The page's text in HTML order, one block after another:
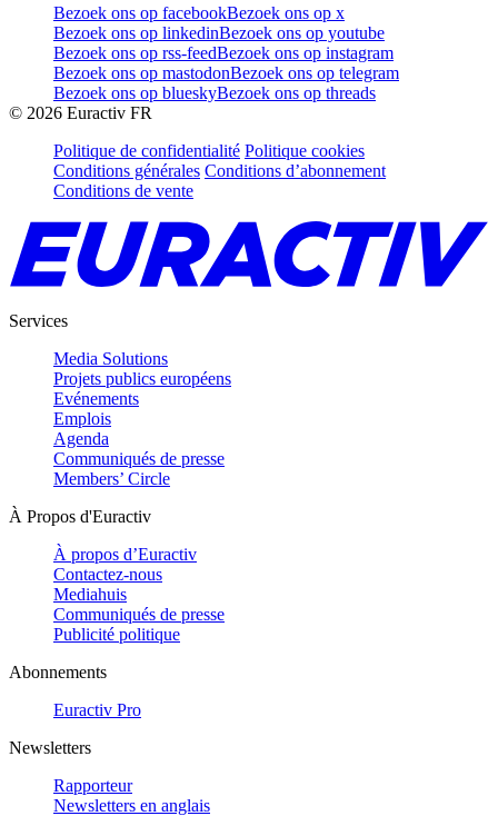
Bezoek ons op facebookBezoek ons op x
Bezoek ons op linkedinBezoek ons op youtube
Bezoek ons op rss-feedBezoek ons op instagram
Bezoek ons op mastodonBezoek ons op telegram
Bezoek ons op blueskyBezoek ons op threads
© 2026 Euractiv FR
Politique de confidentialité Politique cookies
Conditions générales Conditions d’abonnement
Conditions de vente
Services
Media Solutions
Projets publics européens
Evénements
Emplois
Agenda
Communiqués de presse
Members’ Circle
À Propos d'Euractiv
À propos d’Euractiv
Contactez-nous
Mediahuis
Communiqués de presse
Publicité politique
Abonnements
Euractiv Pro
Newsletters
Rapporteur
Newsletters en anglais